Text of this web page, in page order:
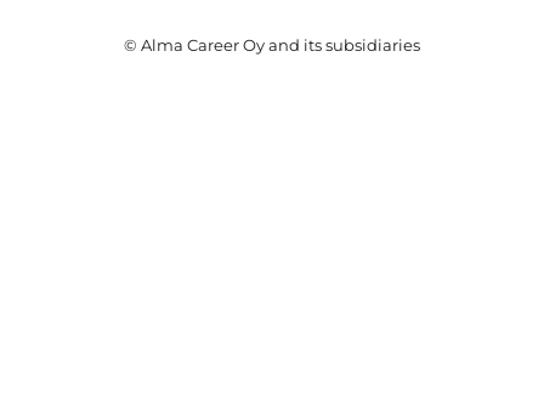
© Alma Career Oy and its subsidiaries